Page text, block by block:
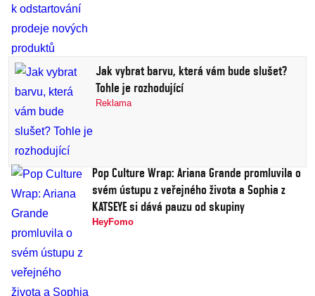
Jak vybrat barvu, která vám bude slušet?
Tohle je rozhodující
Reklama
Pop Culture Wrap: Ariana Grande promluvila o
svém ústupu z veřejného života a Sophia z
KATSEYE si dává pauzu od skupiny
HeyFomo